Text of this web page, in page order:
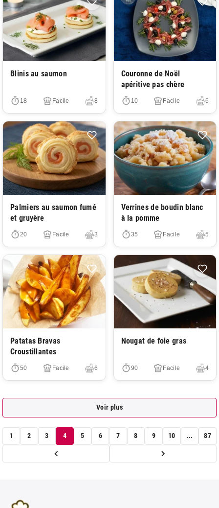
Très facile
Blinis au saumon
18 Facile 8
Très facile
Couronne de Noël
apéritive pas chère
10 Facile 6
Très facile
Palmiers au saumon fumé
et gruyère
20 Facile 3
Très facile
Verrines de boudin blanc
à la pomme
35 Facile 5
Très facile
Patatas Bravas
Croustillantes
50 Facile 6
Très facile
Nougat de foie gras
90 Facile 4
Voir plus
1 2 3 4 5 6 7 8 9 10 ... 87